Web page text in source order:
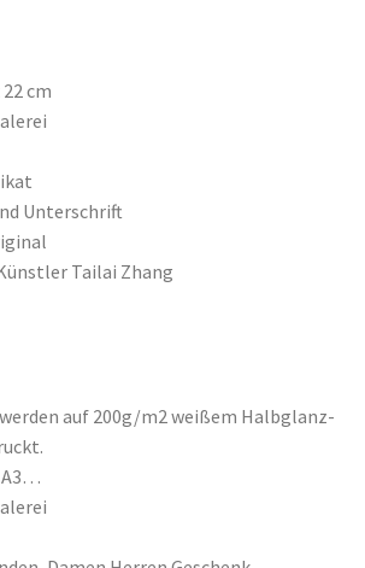
cm
Unterschrift
Tailai Zhang
auf 200g/m2 weißem Halbglanz-
A3…